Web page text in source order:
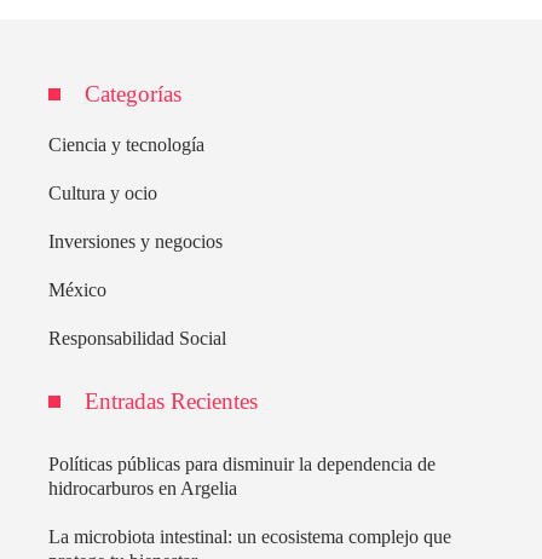
Categorías
Ciencia y tecnología
Cultura y ocio
Inversiones y negocios
México
Responsabilidad Social
Entradas Recientes
Políticas públicas para disminuir la dependencia de
hidrocarburos en Argelia
La microbiota intestinal: un ecosistema complejo que